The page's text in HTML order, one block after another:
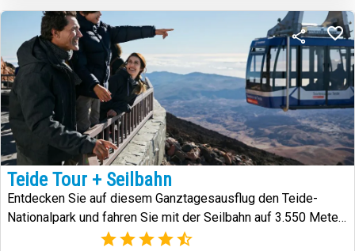
Teide Tour + Seilbahn
Entdecken Sie auf diesem Ganztagesausflug den Teide-
Nationalpark und fahren Sie mit der Seilbahn auf 3.550 Meter
(5)